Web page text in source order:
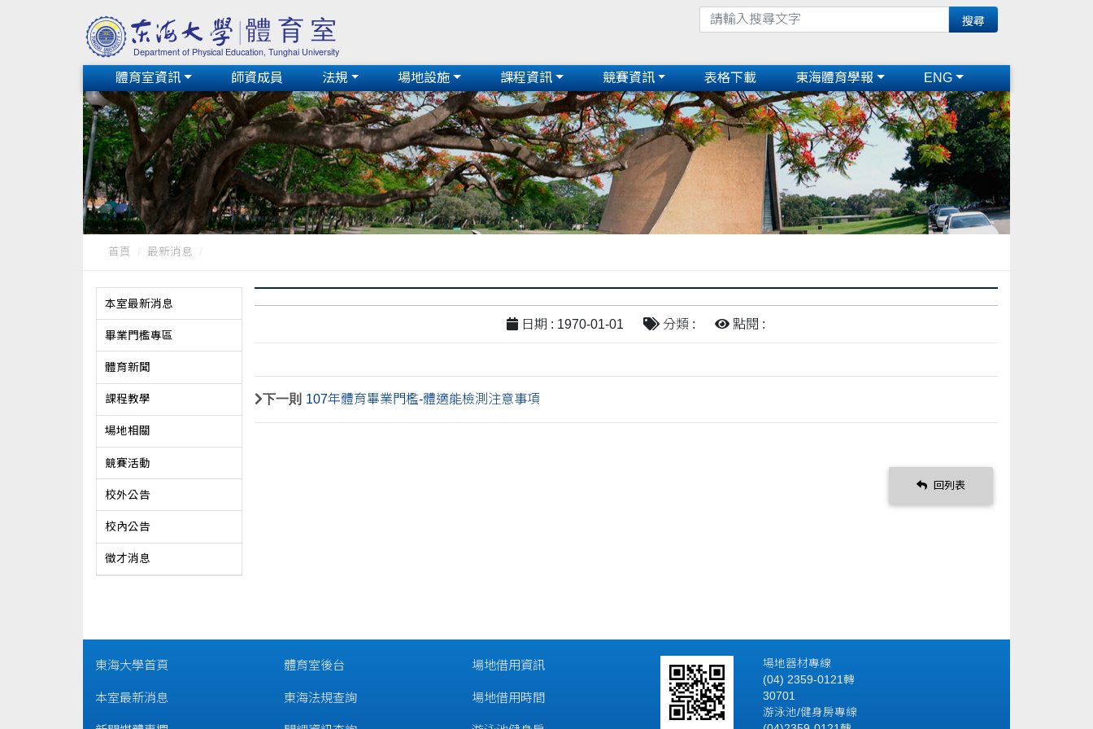
體育室資訊 師資成員 法規 場地設施 課程資訊 競賽資訊 表格下載 東海體育學報 ENG
首頁 最新消息
本室最新消息
畢業門檻專區
體育新聞
課程教學
場地相關
競賽活動
校外公告
校內公告
徵才消息
日期 : 1970-01-01 分類 : 點閱 :
下一則 107年體育畢業門檻-體適能檢測注意事項
回列表
東海大學首頁
本室最新消息
體育室後台
東海法規查詢
場地借用資訊
場地借用時間
場地器材專線
(04) 2359-0121轉
30701
游泳池/健身房專線